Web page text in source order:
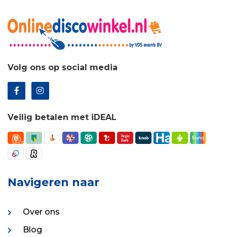
Volg ons op social media
Veilig betalen met iDEAL
Navigeren naar
Over ons
Blog